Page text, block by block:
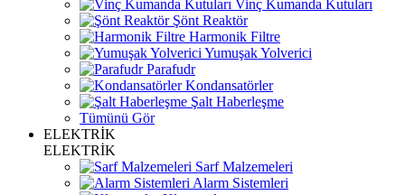
Vinç Kumanda Kutuları
Şönt Reaktör
Harmonik Filtre
Yumuşak Yolverici
Parafudr
Kondansatörler
Şalt Haberleşme
Tümünü Gör
ELEKTRİK
ELEKTRİK
Sarf Malzemeleri
Alarm Sistemleri